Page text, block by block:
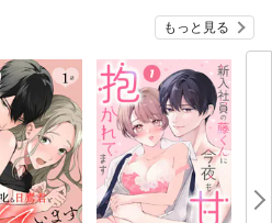
もっと見る